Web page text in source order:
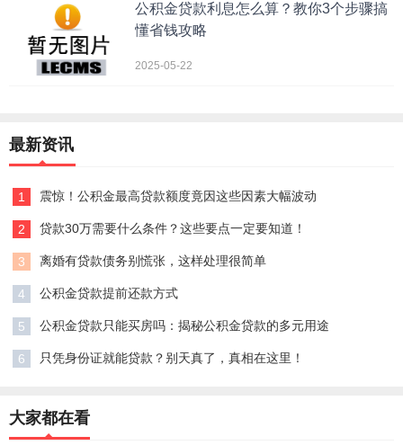
公积金贷款利息怎么算？教你3个步骤搞
懂省钱攻略
2025-05-22
最新资讯
1 震惊！公积金最高贷款额度竟因这些因素大幅波动
2 贷款30万需要什么条件？这些要点一定要知道！
3 离婚有贷款债务别慌张，这样处理很简单
4 公积金贷款提前还款方式
5 公积金贷款只能买房吗：揭秘公积金贷款的多元用途
6 只凭身份证就能贷款？别天真了，真相在这里！
大家都在看